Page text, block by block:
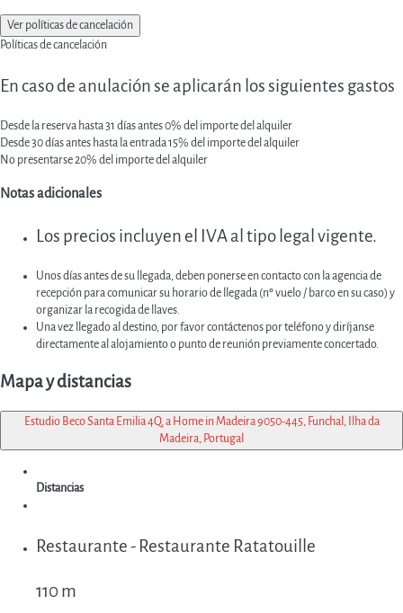
Ver políticas de cancelación
Políticas de cancelación
En caso de anulación se aplicarán los siguientes gastos
Desde la reserva hasta 31 días antes0% del importe del alquiler
Desde 30 días antes hasta la entrada15% del importe del alquiler
No presentarse20% del importe del alquiler
Notas adicionales
Los precios incluyen el IVA al tipo legal vigente.
Unos días antes de su llegada, deben ponerse en contacto con la agencia de
recepción para comunicar su horario de llegada (nº vuelo / barco en su caso) y
organizar la recogida de llaves.
Una vez llegado al destino, por favor contáctenos por teléfono y diríjanse
directamente al alojamiento o punto de reunión previamente concertado.
Mapa y distancias
Estudio Beco Santa Emilia 4Q, a Home in Madeira 9050-445, Funchal, Ilha da
Madeira, Portugal
Distancias
Restaurante - Restaurante Ratatouille
110 m